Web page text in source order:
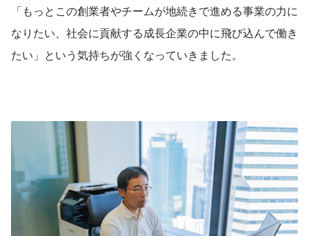
「もっとこの創業者やチームが地続きで進める事業の力に
なりたい、社会に貢献する成長企業の中に飛び込んで働き
たい」という気持ちが強くなっていきました。